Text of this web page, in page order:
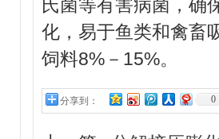
氏菌等有害病菌，确
化，易于鱼类和禽畜
饲料8%－15%。
分享到： 0